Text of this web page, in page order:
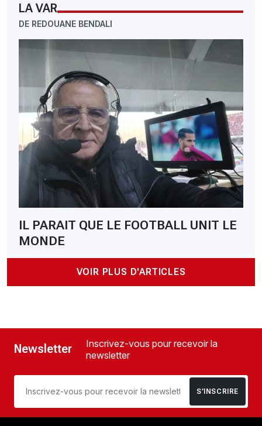
LA VAR
DE REDOUANE BENDALI
IL PARAIT QUE LE FOOTBALL UNIT LE
MONDE
VOIR PLUS D'ARTICLES
Newsletter
Inscrivez-vous pour recevoir la
newsletter
S’INSCRIRE